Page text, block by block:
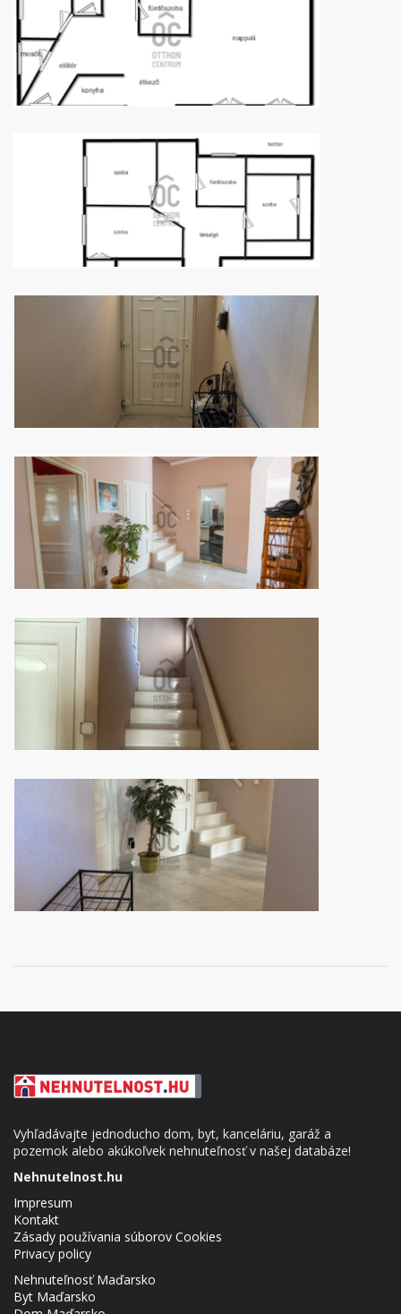
Vyhľadávajte jednoducho dom, byt, kanceláriu, garáž a
pozemok alebo akúkoľvek nehnuteľnosť v našej databáze!
Nehnutelnost.hu
Impresum
Kontakt
Zásady používania súborov Cookies
Privacy policy
Nehnuteľnosť Maďarsko
Byt Maďarsko